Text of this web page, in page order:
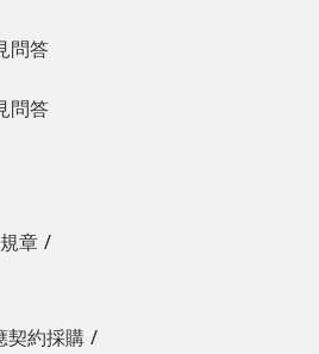
問答
問答
章
契約採購